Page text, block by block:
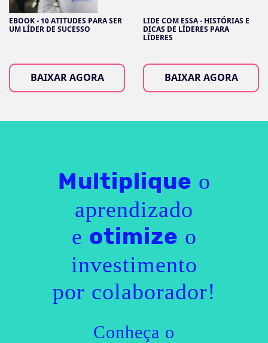
EBOOK - 10 ATITUDES PARA SER
UM LÍDER DE SUCESSO
BAIXAR AGORA
LIDE COM ESSA - HISTÓRIAS E
DICAS DE LÍDERES PARA
LÍDERES
BAIXAR AGORA
Multiplique o
aprendizado
e otimize o
investimento
por colaborador!
Conheça o